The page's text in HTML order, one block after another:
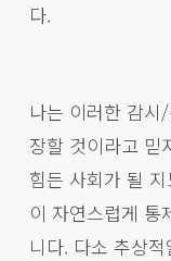
다.
나는 이러한 감시
장할 것이라고 믿
힘든 사회가 될
이 자연스럽게 통
니다. 다소 추상